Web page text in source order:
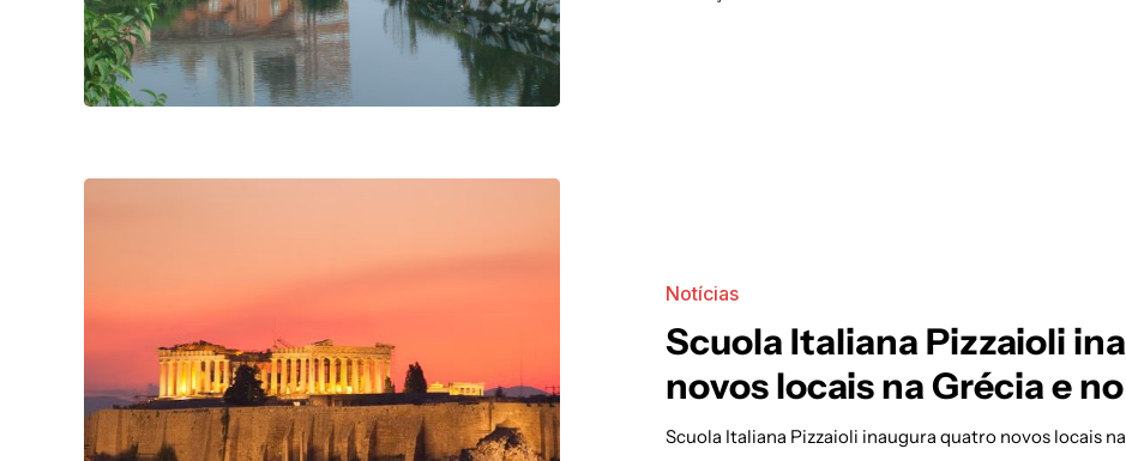
Notícias
Scuola Italiana Pizzaioli
novos locais na Grécia e
Scuola Italiana Pizzaioli inaugura quatro novos locais